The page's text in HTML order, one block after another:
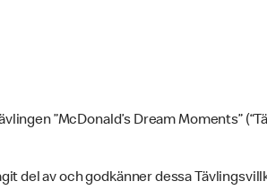
”McDonald’s Dream Moments”
del av och godkänner dessa